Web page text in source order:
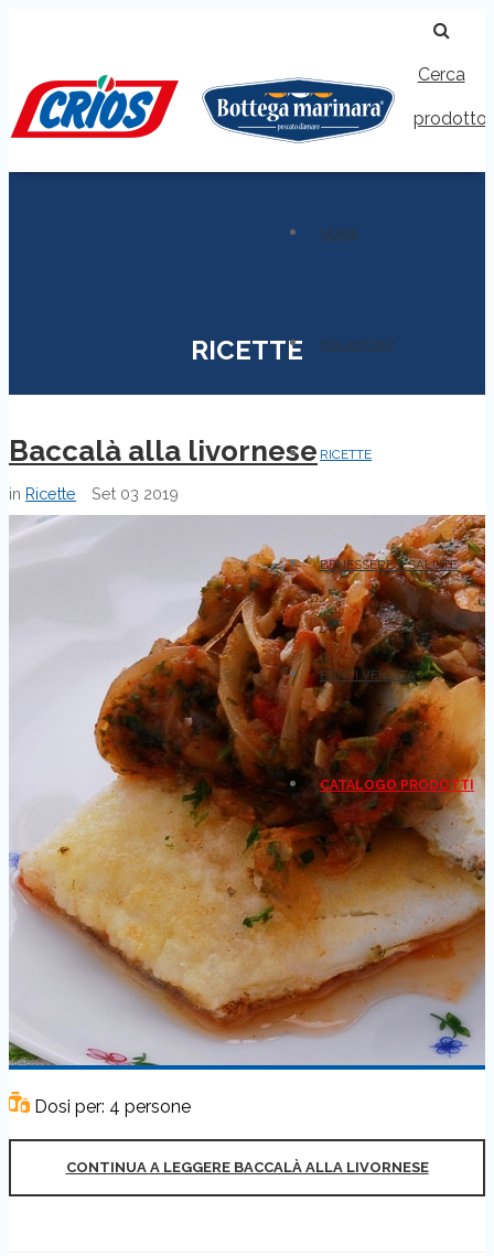
Cerca
prodotto
HOME
VOLANTINO
RICETTE
BENESSERE E SALUTE
PUNTI VENDITA
CATALOGO PRODOTTI
RICETTE
Baccalà alla livornese
in Ricette Set 03 2019
Dosi per: 4 persone
CONTINUA A LEGGERE BACCALÀ ALLA LIVORNESE